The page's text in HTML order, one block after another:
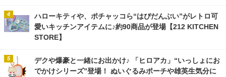
ハローキティや、ポチャッコら“はぴだんぶい”がレトロ可
愛いキッチンアイテムに♪約90商品が登場【212 KITCHEN
STORE】
デクや爆豪と一緒にお出かけ♪ 「ヒロアカ」“いっしょにお
でかけシリーズ”登場！ ぬいぐるみポーチや雄英生気分に